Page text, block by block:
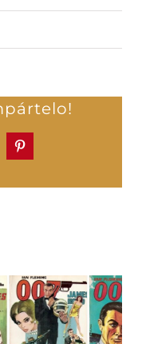
Pinterest